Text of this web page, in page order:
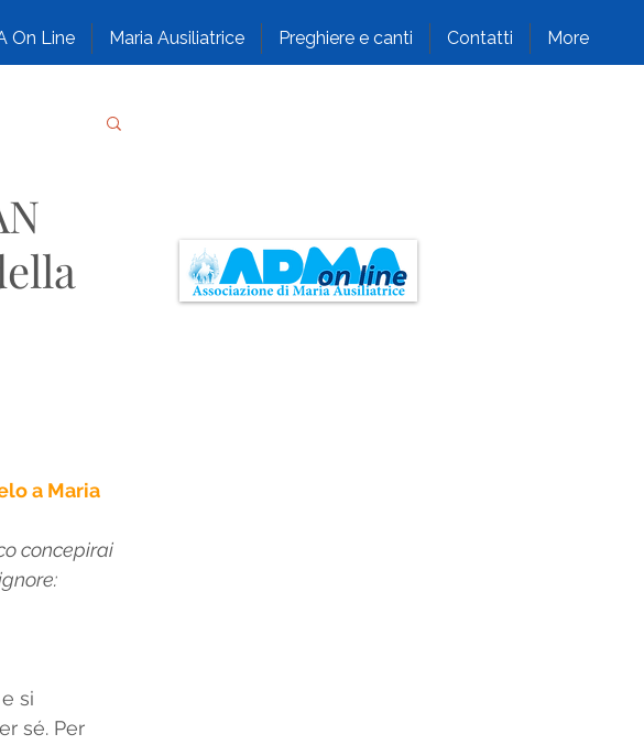
On Line Maria Ausiliatrice Preghiere e canti Contatti More
a Maria
concepirai
si
sé. Per